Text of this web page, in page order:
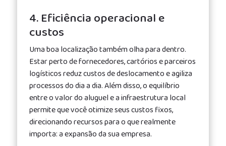
4. Eficiência operacional e
custos
Uma boa localização também olha para dentro.
Estar perto de fornecedores, cartórios e parceiros
logísticos reduz custos de deslocamento e agiliza
processos do dia a dia. Além disso, o equilíbrio
entre o valor do aluguel e a infraestrutura local
permite que você otimize seus custos fixos,
direcionando recursos para o que realmente
importa: a expansão da sua empresa.